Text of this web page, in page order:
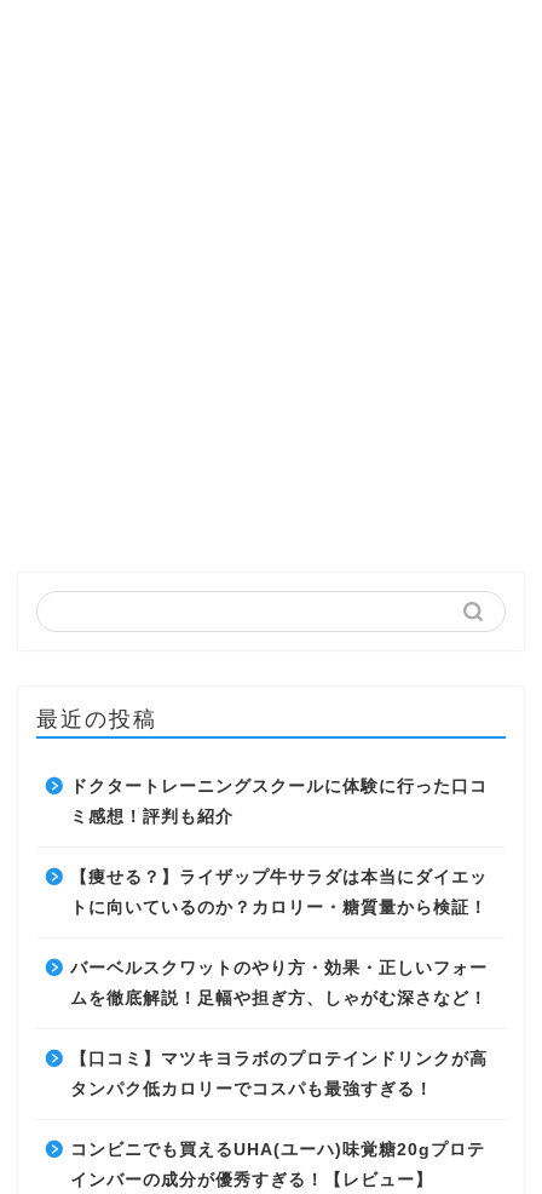
最近の投稿
ドクタートレーニングスクールに体験に行った口コ
ミ感想！評判も紹介
【痩せる？】ライザップ牛サラダは本当にダイエッ
トに向いているのか？カロリー・糖質量から検証！
バーベルスクワットのやり方・効果・正しいフォー
ムを徹底解説！足幅や担ぎ方、しゃがむ深さなど！
【口コミ】マツキヨラボのプロテインドリンクが高
タンパク低カロリーでコスパも最強すぎる！
コンビニでも買えるUHA(ユーハ)味覚糖20gプロテ
インバーの成分が優秀すぎる！【レビュー】